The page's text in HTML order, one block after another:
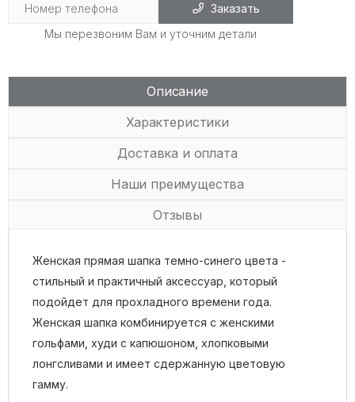
Заказать
Мы перезвоним Вам и уточним детали
Описание
Характеристики
Доставка и оплата
Наши преимущества
Отзывы
Женская прямая шапка темно-синего цвета -
стильный и практичный аксессуар, который
подойдет для прохладного времени года.
Женская шапка комбинируется с женскими
гольфами, худи с капюшоном, хлопковыми
лонгсливами и имеет сдержанную цветовую
гамму.